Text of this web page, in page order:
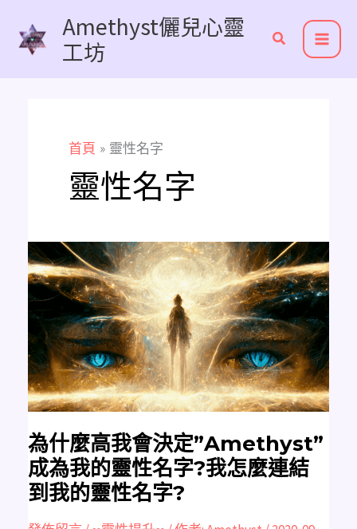
Amethyst儷兒心靈
工坊
首頁 靈性名字
靈性名字
為什麼高我會決定”Amethyst”
成為我的靈性名字?我怎麼連結
到我的靈性名字?
為
什
麼
高
我
會
定”
Amethyst”
成
為
我
的
靈
性
名
我
怎
麼
連
結
到
我
靈